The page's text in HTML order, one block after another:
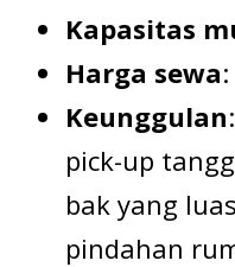
Kapasitas
Harga sewa
Keunggulan
pick-up
bak yang
pindahan